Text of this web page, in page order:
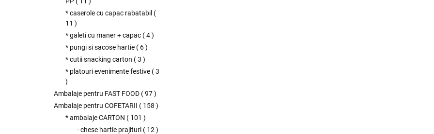
* caserole cu capac rabatabil (
11 )
* galeti cu maner + capac (4)
* pungi si sacose hartie ( 6)
* cutii snacking carton (3 )
* platouri evenimente festive (3
)
Ambalaje pentru FAST FOOD (97)
Ambalaje pentru COFETARII ( 158 )
* ambalaje CARTON ( 101 )
- chese hartie prajituri ( 12 )